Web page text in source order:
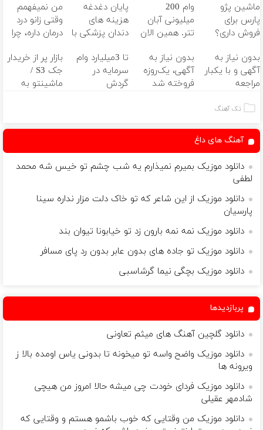
ماشین پژو
پارس برای
فروش داری؟
بفروشش
وام 200
میلیونی آبان
تتر. همین الان
پایان دغدغه
هزینه های
دندان پزشکی با
کننده خانگی
من نمیفهمم
وقتی زانو درد
درمان داره، چرا
تحمل میکنی؟❗
بدون نیاز به
آگهی و با یکبار
مراجعه
بدون نیاز به
آگهی، یک‌روزه
فروخته شد
تا 3میلیارد وام
سرمایه در
گردش
بازار پر از خریدار
جک S3 /
ماشینتو به
تک آهنگ
آهنگ های داغ
دانلود موزیک بمیرم نمیذارم یه شب چشم تو خیس شه محمد
لطفی
دانلود موزیک از این شاعر که تو خاک دلت مزار نداره سینا
پارسیان
دانلود موزیک نمه نمه بارون زد تو خیابونا تیوان بند
دانلود موزیک تو جاده های بدون عابر بدون رد پای مسافر
دانلود موزیک بچگی نیما گرشاسبی
پربازدیدها
دانلود گلچین آهنگ های میثم تعاونی
دانلود موزیک واضح واسه تو میخونه تا بدونی یاس اومده بالا ز
ویرونه ها
دانلود موزیک فردای خودت چی میشه حالا امروز من هیچی
شادمهر عقیلی
دانلود موزیک من وقتایی که خوب باشمو هستم و وقتایی که